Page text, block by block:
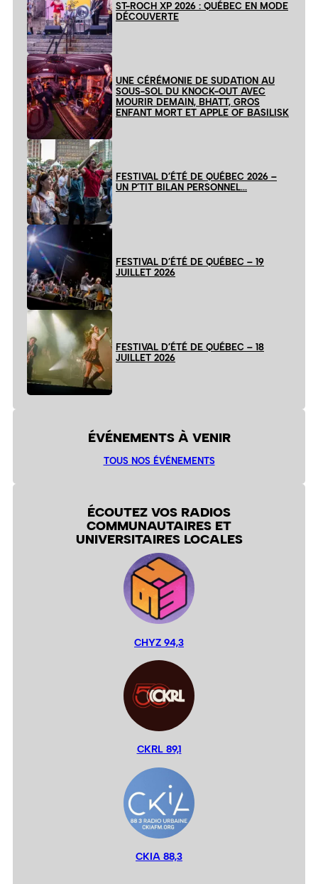
ST-ROCH XP 2026 : QUÉBEC EN MODE
DÉCOUVERTE
UNE CÉRÉMONIE DE SUDATION AU
SOUS-SOL DU KNOCK-OUT AVEC
MOURIR DEMAIN, BHATT, GROS
ENFANT MORT ET APPLE OF BASILISK
FESTIVAL D’ÉTÉ DE QUÉBEC 2026 –
UN P’TIT BILAN PERSONNEL…
FESTIVAL D’ÉTÉ DE QUÉBEC – 19
JUILLET 2026
FESTIVAL D’ÉTÉ DE QUÉBEC – 18
JUILLET 2026
ÉVÉNEMENTS À VENIR
TOUS NOS ÉVÉNEMENTS
ÉCOUTEZ VOS RADIOS
COMMUNAUTAIRES ET
UNIVERSITAIRES LOCALES
CHYZ 94,3
CKRL 89,1
CKIA 88,3